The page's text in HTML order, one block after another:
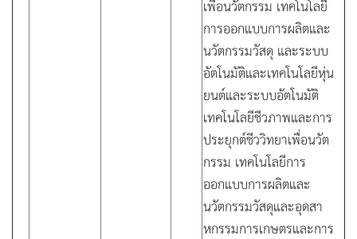
เพื่อนวัตกรรม เทคโนโลยี
การออกแบบการผลิตและ
นวัตกรรมวัสดุ และระบบ
อัตโนมัติและเทคโนโลยีหุ่น
ยนต์และระบบอัตโนมัติ
เทคโนโลยีชีวภาพและการ
ประยุกต์ชีววิทยาเพื่อนวัต
กรรม เทคโนโลยีการ
ออกแบบการผลิตและ
นวัตกรรมวัสดุและอุดสา
หกรรมการเกษตรและการ